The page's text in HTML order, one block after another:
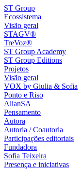
ST Group
Ecossistema
Visão geral
STAGV®
TreVoz®
ST Group Academy
ST Group Editions
Projetos
Visão geral
VOX by Giulia & Sofia
Ponto e Riso
AlianSA
Pensamento
Autora
Autoria / Coautoria
Participações editoriais
Fundadora
Sofia Teixeira
Presença e iniciativas